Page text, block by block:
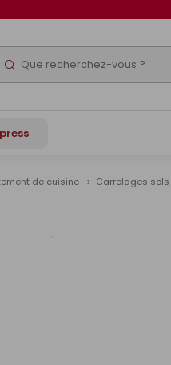
Rechercher
de cuisine Carrelages